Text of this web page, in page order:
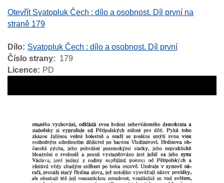
Otevřít Svatopluk Čech : dílo a osobnost. Díl první na
straně 179
Dílo
Svatopluk Čech : dílo a osobnost. Díl první
Číslo strany
179
Licence
PD